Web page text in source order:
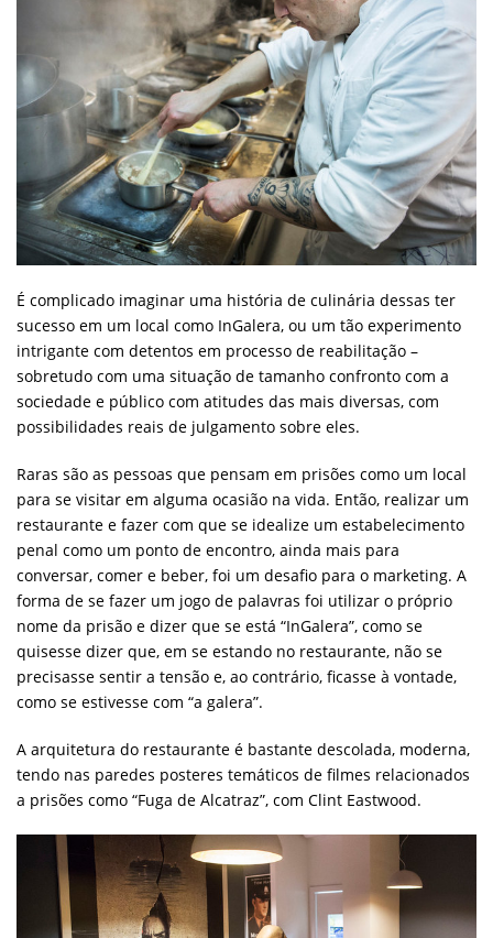
É complicado imaginar uma história de culinária dessas ter
sucesso em um local como InGalera, ou um tão experimento
intrigante com detentos em processo de reabilitação –
sobretudo com uma situação de tamanho confronto com a
sociedade e público com atitudes das mais diversas, com
possibilidades reais de julgamento sobre eles.
Raras são as pessoas que pensam em prisões como um local
para se visitar em alguma ocasião na vida. Então, realizar um
restaurante e fazer com que se idealize um estabelecimento
penal como um ponto de encontro, ainda mais para
conversar, comer e beber, foi um desafio para o marketing. A
forma de se fazer um jogo de palavras foi utilizar o próprio
nome da prisão e dizer que se está “InGalera”, como se
quisesse dizer que, em se estando no restaurante, não se
precisasse sentir a tensão e, ao contrário, ficasse à vontade,
como se estivesse com “a galera”.
A arquitetura do restaurante é bastante descolada, moderna,
tendo nas paredes posteres temáticos de filmes relacionados
a prisões como “Fuga de Alcatraz”, com Clint Eastwood.